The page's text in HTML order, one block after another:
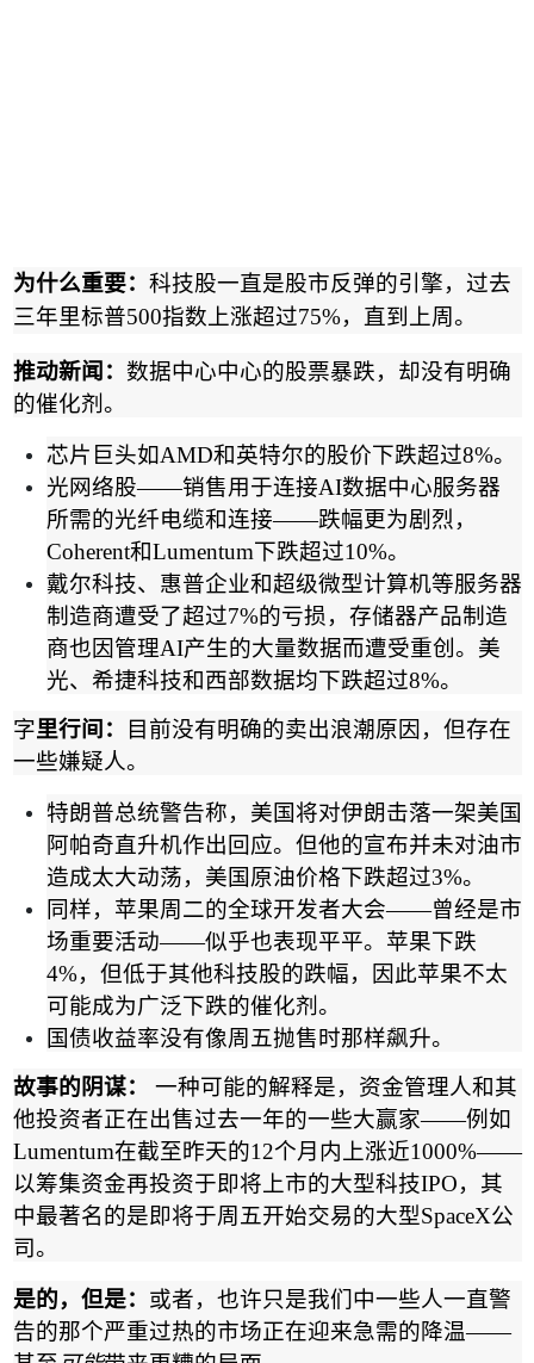
为什么重要： 科技股一直是股市反弹的引擎，过去
三年里标普500指数上涨超过75%，直到上周。
推动新闻： 数据中心中心的股票暴跌，却没有明确
的催化剂。
芯片巨头如AMD和英特尔的股价下跌超过8%。
光网络股——销售用于连接AI数据中心服务器
所需的光纤电缆和连接——跌幅更为剧烈，
Coherent和Lumentum下跌超过10%。
戴尔科技、惠普企业和超级微型计算机等服务器
制造商遭受了超过7%的亏损，存储器产品制造
商也因管理AI产生的大量数据而遭受重创。美
光、希捷科技和西部数据均下跌超过8%。
字里行间：
目前没有明确的卖出浪潮原因，但存在
一些嫌疑人。
特朗普总统警告称，美国将对伊朗击落一架美国
阿帕奇直升机作出回应。但他的宣布并未对油市
造成太大动荡，美国原油价格下跌超过3%。
同样，苹果周二的全球开发者大会——曾经是市
场重要活动——似乎也表现平平。苹果下跌
4%，但低于其他科技股的跌幅，因此苹果不太
可能成为广泛下跌的催化剂。
国债收益率没有像周五抛售时那样飙升。
故事的阴谋：
一种可能的解释是，资金管理人和其
他投资者正在出售过去一年的一些大赢家——例如
Lumentum在截至昨天的12个月内上涨近1000%——
以筹集资金再投资于即将上市的大型科技IPO，其
中最著名的是即将于周五开始交易的大型SpaceX公
司。
是的，但是： 或者，也许只是我们中一些人一直警
告的那个严重过热的市场正在迎来急需的降温——